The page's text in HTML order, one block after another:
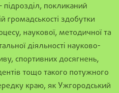
покликаний
громадськості здобутки
наукової, методичної та
діяльності науково-
спортивних досягнень,
тощо такого потужного
краю, як Ужгородський